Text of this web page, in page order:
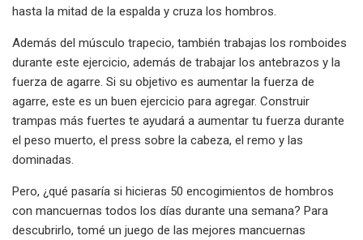
hasta la mitad de la espalda y cruza los hombros.
Además del músculo trapecio, también trabajas los romboides
durante este ejercicio, además de trabajar los antebrazos y la
fuerza de agarre. Si su objetivo es aumentar la fuerza de
agarre, este es un buen ejercicio para agregar. Construir
trampas más fuertes te ayudará a aumentar tu fuerza durante
el peso muerto, el press sobre la cabeza, el remo y las
dominadas.
Pero, ¿qué pasaría si hicieras 50 encogimientos de hombros
con mancuernas todos los días durante una semana? Para
descubrirlo, tomé un juego de las mejores mancuernas